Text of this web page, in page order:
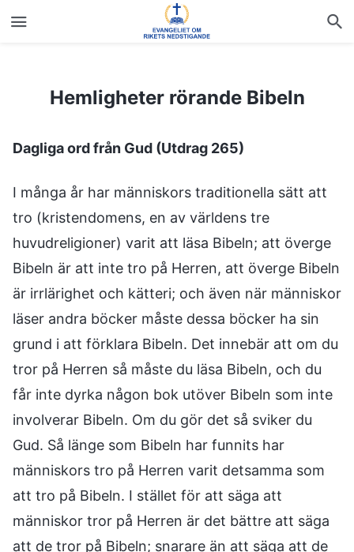
Hemligheter rörande Bibeln
Hemligheter rörande Bibeln
Dagliga ord från Gud (Utdrag 265)
I många år har människors traditionella sätt att
tro (kristendomens, en av världens tre
huvudreligioner) varit att läsa Bibeln; att överge
Bibeln är att inte tro på Herren, att överge Bibeln
är irrlärighet och kätteri; och även när människor
läser andra böcker måste dessa böcker ha sin
grund i att förklara Bibeln. Det innebär att om du
tror på Herren så måste du läsa Bibeln, och du
får inte dyrka någon bok utöver Bibeln som inte
involverar Bibeln. Om du gör det så sviker du
Gud. Så länge som Bibeln har funnits har
människors tro på Herren varit detsamma som
att tro på Bibeln. I stället för att säga att
människor tror på Herren är det bättre att säga
att de tror på Bibeln; snarare än att säga att de